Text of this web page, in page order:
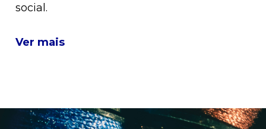
social.
Ver mais